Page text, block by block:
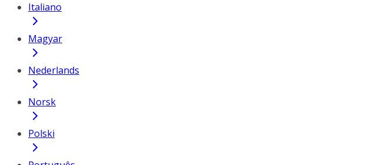
Italiano
Magyar
Nederlands
Norsk
Polski